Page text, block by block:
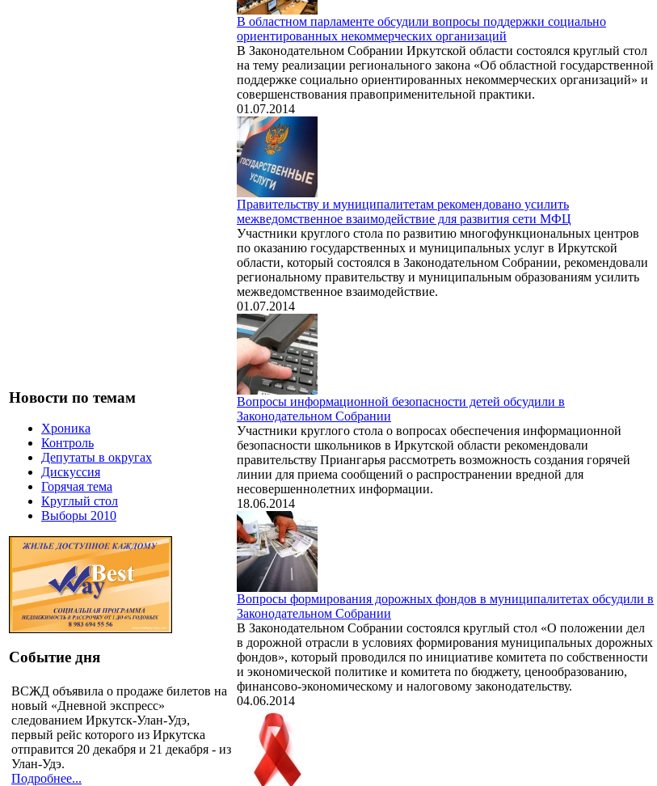
Новости по темам
Хроника
Контроль
Депутаты в округах
Дискуссия
Горячая тема
Круглый стол
Выборы 2010
Событие дня
ВСЖД объявила о продаже билетов на
новый «Дневной экспресс»
следованием Иркутск-Улан-Удэ,
первый рейс которого из Иркутска
отправится 20 декабря и 21 декабря - из
Улан-Удэ.
Подробнее...
В областном парламенте обсудили вопросы поддержки социально
ориентированных некоммерческих организаций
В Законодательном Собрании Иркутской области состоялся круглый стол
на тему реализации регионального закона «Об областной государственной
поддержке социально ориентированных некоммерческих организаций» и
совершенствования правоприменительной практики.
01.07.2014
Правительству и муниципалитетам рекомендовано усилить
межведомственное взаимодействие для развития сети МФЦ
Участники круглого стола по развитию многофункциональных центров
по оказанию государственных и муниципальных услуг в Иркутской
области, который состоялся в Законодательном Собрании, рекомендовали
региональному правительству и муниципальным образованиям усилить
межведомственное взаимодействие.
01.07.2014
Вопросы информационной безопасности детей обсудили в
Законодательном Собрании
Участники круглого стола о вопросах обеспечения информационной
безопасности школьников в Иркутской области рекомендовали
правительству Приангарья рассмотреть возможность создания горячей
линии для приема сообщений о распространении вредной для
несовершеннолетних информации.
18.06.2014
Вопросы формирования дорожных фондов в муниципалитетах обсудили в
Законодательном Собрании
В Законодательном Собрании состоялся круглый стол «О положении дел
в дорожной отрасли в условиях формирования муниципальных дорожных
фондов», который проводился по инициативе комитета по собственности
и экономической политике и комитета по бюджету, ценообразованию,
финансово-экономическому и налоговому законодательству.
04.06.2014